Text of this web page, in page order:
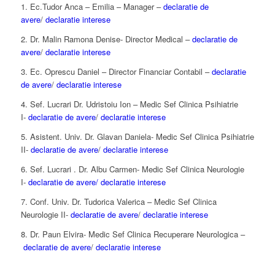
1. Ec.Tudor Anca – Emilia – Manager –declaratie de
avere/ declaratie interese
2. Dr. Malin Ramona Denise- Director Medical –declaratie de
avere/declaratie interese
3. Ec. Oprescu Daniel – Director Financiar Contabil –declaratie
de avere/ declaratie interese
4. Sef. Lucrari Dr. Udristoiu Ion – Medic Sef Clinica Psihiatrie
I- declaratie de avere/ declaratie interese
5. Asistent. Univ. Dr. Glavan Daniela- Medic Sef Clinica Psihiatrie
II-declaratie de avere/ declaratie interese
6. Sef. Lucrari . Dr. Albu Carmen- Medic Sef Clinica Neurologie
I- declaratie de avere/ declaratie interese
7. Conf. Univ. Dr. Tudorica Valerica – Medic Sef Clinica
Neurologie II-declaratie de avere/ declaratie interese
8. Dr. Paun Elvira- Medic Sef Clinica Recuperare Neurologica –
declaratie de avere/ declaratie interese